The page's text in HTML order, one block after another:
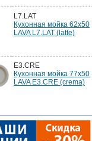
L7.LAT
Кухонная мойка 62x50
LAVA L7.LAT (latte)
E3.CRE
Кухонная мойка 77x50
LAVA E3.CRE (crema)